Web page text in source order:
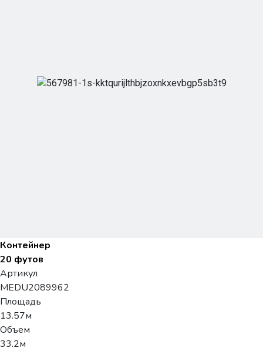
Контейнер
20 футов
Артикул
MEDU2089962
Площадь
13.57м
Объем
33.2м